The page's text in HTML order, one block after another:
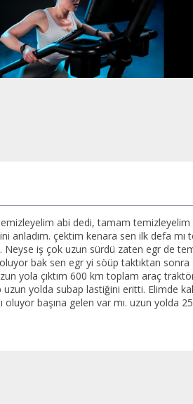
abi dedi, tamam temizleyelim
anladım. çektim kenara sen ilk defa mı
iş çok uzun sürdü zaten egr de
bak sen egr yi söüp taktıktan
yola çıktım 600 km toplam araç
yolda subap lastiğini eritti. Elimde
oluyor başına gelen var mı. uzun yolda